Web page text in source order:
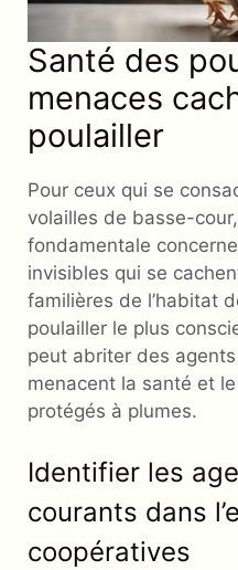
Santé des
menaces
poulailler
Pour ceux qui se
volailles de basse-
fondamentale
invisibles qui se
familières de l’habitat
poulailler le plus
peut abriter des
menacent la santé et
protégés à plumes.
Identifier les
courants dans
coopératives